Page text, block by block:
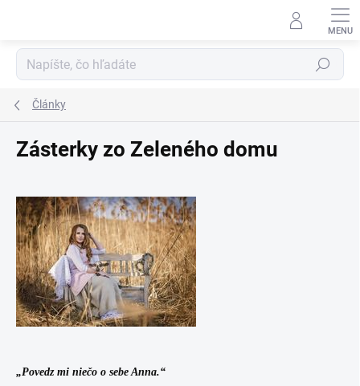
Hľadať
Články
Zásterky zo Zeleného domu
„Povedz mi niečo o sebe Anna.“